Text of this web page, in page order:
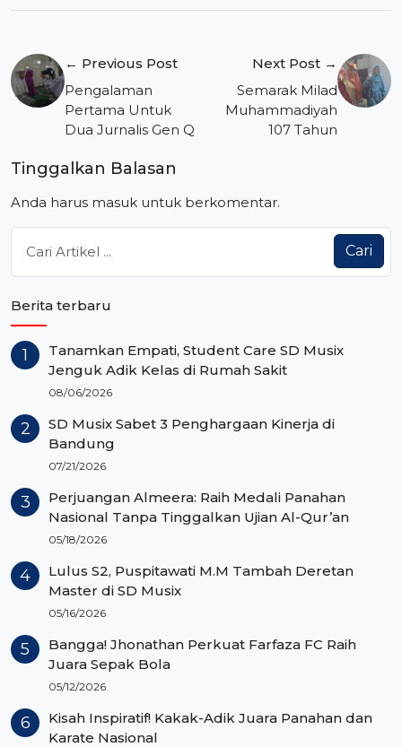
pos
← Previous Post
Pengalaman
Pertama Untuk
Dua Jurnalis Gen Q
Next Post →
Semarak Milad
Muhammadiyah
107 Tahun
Tinggalkan Balasan
Anda harus masuk untuk berkomentar.
Cari
Berita terbaru
Tanamkan Empati, Student Care SD Musix
Jenguk Adik Kelas di Rumah Sakit
08/06/2026
SD Musix Sabet 3 Penghargaan Kinerja di
Bandung
07/21/2026
Perjuangan Almeera: Raih Medali Panahan
Nasional Tanpa Tinggalkan Ujian Al-Qur’an
05/18/2026
Lulus S2, Puspitawati M.M Tambah Deretan
Master di SD Musix
05/16/2026
Bangga! Jhonathan Perkuat Farfaza FC Raih
Juara Sepak Bola
05/12/2026
Kisah Inspiratif! Kakak-Adik Juara Panahan dan
Karate Nasional